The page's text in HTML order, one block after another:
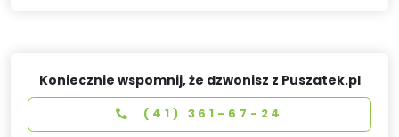
Koniecznie wspomnij, że dzwonisz z Puszatek.pl
(41) 361-67-24